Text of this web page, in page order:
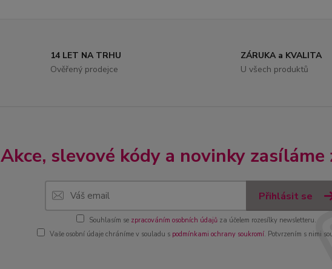
14 LET NA TRHU
Ověřený prodejce
ZÁRUKA a KVALITA
U všech produktů
Akce, slevové kódy a novinky zasíláme
Přihlásit se
Souhlasím se zpracováním osobních údajů za účelem rozesílky newsletteru.
Vaše osobní údaje chráníme v souladu s podmínkami ochrany soukromí. Potvrzením s nimi